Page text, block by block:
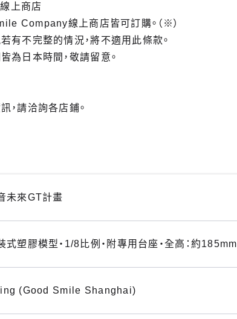
上商店
Company線上商店皆可訂購。（※）
有不完整的情況，將不適用此條款。
為日本時間，敬請留意。
，請洽詢各店鋪。
未來GT計畫
式塑膠模型・1/8比例・附專用台座・全高：約185mm
(Good Smile Shanghai)